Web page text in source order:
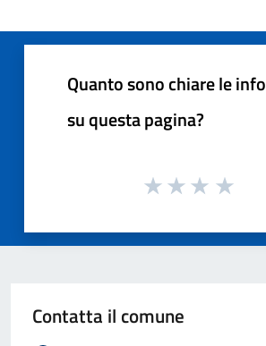
Quanto sono chiare le
su questa pagina?
Contatta il comune